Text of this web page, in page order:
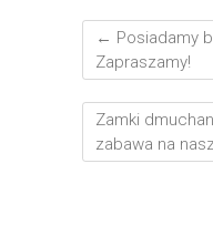
← Posiadamy
Zapraszamy!
Zamki
zabawa na